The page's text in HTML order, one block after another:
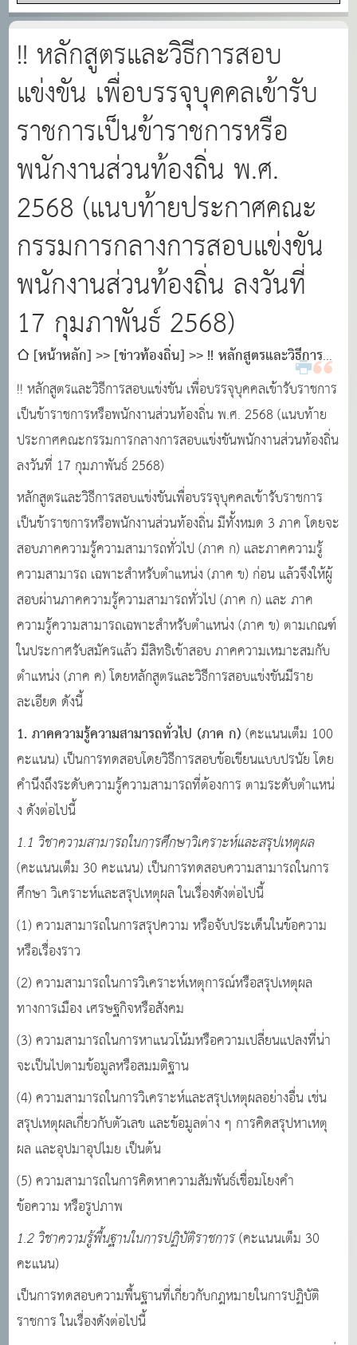
!! หลักสูตรและวิธีการสอบ
แข่งขัน เพื่อบรรจุบุคคลเข้ารับ
ราชการเป็นข้าราชการหรือ
พนักงานส่วนท้องถิ่น พ.ศ.
2568 (แนบท้ายประกาศคณะ
กรรมการกลางการสอบแข่งขัน
พนักงานส่วนท้องถิ่น ลงวันที่
17 กุมภาพันธ์ 2568)
[หน้าหลัก] [ข่าวท้องถิ่น]
!! หลักสูตรและวิธีการ
สอบแข่งขัน เพื่อบรรจุบุคคลเข้ารับราชการเป็นข้าราชการ
หรือพนักงานส่วนท้องถิ่น พ.ศ. 2568 (แนบท้ายประกาศ
คณะกรรมการกลางการสอบแข่งขันพนักงานส่วนท้องถิ่น ลง
วันที่ 17 กุมภาพันธ์ 2568)
!! หลักสูตรและวิธีการสอบแข่งขัน เพื่อบรรจุบุคคลเข้ารับราชการ
เป็นข้าราชการหรือพนักงานส่วนท้องถิ่น พ.ศ. 2568 (แนบท้าย
ประกาศคณะกรรมการกลางการสอบแข่งขันพนักงานส่วนท้องถิ่น
ลงวันที่ 17 กุมภาพันธ์ 2568)
หลักสูตรและวิธีการสอบแข่งขันเพื่อบรรจุบุคคลเข้ารับราชการ
เป็นข้าราชการหรือพนักงานส่วนท้องถิ่น มีทั้งหมด 3 ภาค โดยจะ
สอบภาคความรู้ความสามารถทั่วไป (ภาค ก) และภาคความรู้
ความสามารถ เฉพาะสําหรับตําแหน่ง (ภาค ข) ก่อน แล้วจึงให้ผู้
สอบผ่านภาคความรู้ความสามารถทั่วไป (ภาค ก) และ ภาค
ความรู้ความสามารถเฉพาะสําหรับตําแหน่ง (ภาค ข) ตามเกณฑ์
ในประกาศรับสมัครแล้ว มีสิทธิเข้าสอบ ภาคความเหมาะสมกับ
ตําแหน่ง (ภาค ค) โดยหลักสูตรและวิธีการสอบแข่งขันมีราย
ละเอียด ดังนี้
1. ภาคความรู้ความสามารถทั่วไป (ภาค ก)(คะแนนเต็ม 100
คะแนน) เป็นการทดสอบโดยวิธีการสอบข้อเขียนแบบปรนัย โดย
คํานึงถึงระดับความรู้ความสามารถที่ต้องการ ตามระดับตําแหน่
ง ดังต่อไปนี้
1.1 วิชาความสามารถในการศึกษาวิเคราะห์และสรุปเหตุผล
(คะแนนเต็ม 30 คะแนน) เป็นการทดสอบความสามารถในการ
ศึกษา วิเคราะห์และสรุปเหตุผล ในเรื่องดังต่อไปนี้
(1) ความสามารถในการสรุปความ หรือจับประเด็นในข้อความ
หรือเรื่องราว
(2) ความสามารถในการวิเคราะห์เหตุการณ์หรือสรุปเหตุผล
ทางการเมือง เศรษฐกิจหรือสังคม
(3) ความสามารถในการหาแนวโน้มหรือความเปลี่ยนแปลงที่น่า
จะเป็นไปตามข้อมูลหรือสมมติฐาน
(4) ความสามารถในการวิเคราะห์และสรุปเหตุผลอย่างอื่น เช่น
สรุปเหตุผลเกี่ยวกับตัวเลข และข้อมูลต่าง ๆ การคิดสรุปหาเหตุ
ผล และอุปมาอุปไมย เป็นต้น
(5) ความสามารถในการคิดหาความสัมพันธ์เชื่อมโยงคํา
ข้อความ หรือรูปภาพ
1.2 วิชาความรู้พื้นฐานในการปฏิบัติราชการ(คะแนนเต็ม 30
คะแนน)
เป็นการทดสอบความพื้นฐานที่เกี่ยวกับกฎหมายในการปฏิบัติ
ราชการ ในเรื่องดังต่อไปนี้